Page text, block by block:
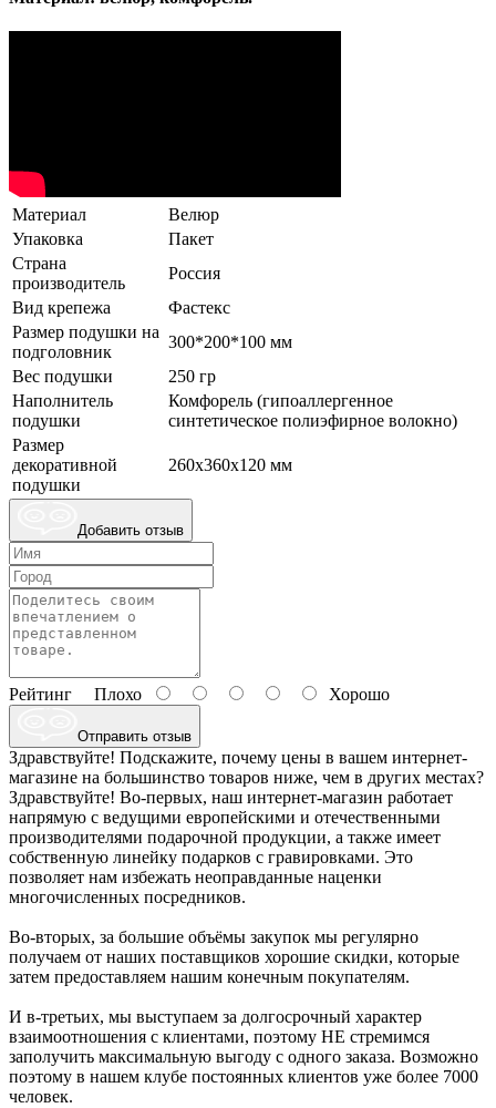
Материал
Велюр
Упаковка
Пакет
Страна
производитель
Россия
Вид крепежа
Фастекс
Размер подушки на
подголовник
300*200*100 мм
Вес подушки
250 гр
Наполнитель
подушки
Комфорель (гипоаллергенное
синтетическое полиэфирное волокно)
Размер
декоративной
подушки
260х360х120 мм
Добавить отзыв
Рейтинг Плохо Хорошо
Отправить отзыв
Здравствуйте! Подскажите, почему цены в вашем интернет-
магазине на большинство товаров ниже, чем в других местах?
Здравствуйте! Во-первых, наш интернет-магазин работает
напрямую с ведущими европейскими и отечественными
производителями подарочной продукции, а также имеет
собственную линейку подарков с гравировками. Это
позволяет нам избежать неоправданные наценки
многочисленных посредников.
Во-вторых, за большие объёмы закупок мы регулярно
получаем от наших поставщиков хорошие скидки, которые
затем предоставляем нашим конечным покупателям.
И в-третьих, мы выступаем за долгосрочный характер
взаимоотношения с клиентами, поэтому НЕ стремимся
заполучить максимальную выгоду с одного заказа. Возможно
поэтому в нашем клубе постоянных клиентов уже более 7000
человек.